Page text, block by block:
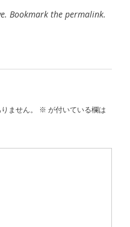
. Bookmark the permalink.
ません。
※ が付いている欄は